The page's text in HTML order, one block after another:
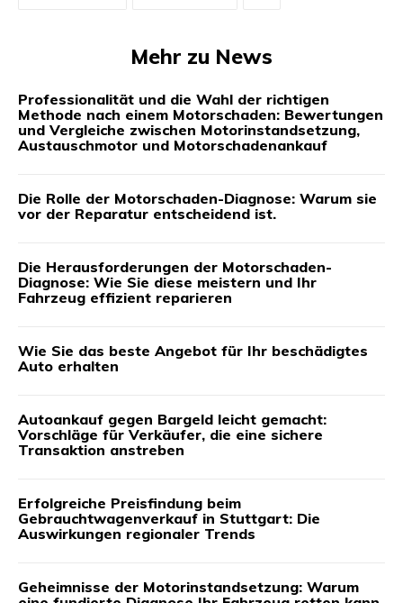
Mehr zu News
Professionalität und die Wahl der richtigen
Methode nach einem Motorschaden: Bewertungen
und Vergleiche zwischen Motorinstandsetzung,
Austauschmotor und Motorschadenankauf
Die Rolle der Motorschaden-Diagnose: Warum sie
vor der Reparatur entscheidend ist.
Die Herausforderungen der Motorschaden-
Diagnose: Wie Sie diese meistern und Ihr
Fahrzeug effizient reparieren
Wie Sie das beste Angebot für Ihr beschädigtes
Auto erhalten
Autoankauf gegen Bargeld leicht gemacht:
Vorschläge für Verkäufer, die eine sichere
Transaktion anstreben
Erfolgreiche Preisfindung beim
Gebrauchtwagenverkauf in Stuttgart: Die
Auswirkungen regionaler Trends
Geheimnisse der Motorinstandsetzung: Warum